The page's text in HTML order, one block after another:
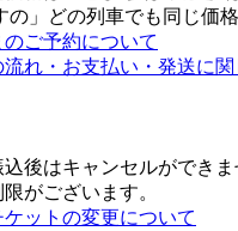
の」どの列車でも同じ価格
のご予約について
流れ・お支払い・発送に関
後はキャンセルができ
がございます。
ケットの変更について